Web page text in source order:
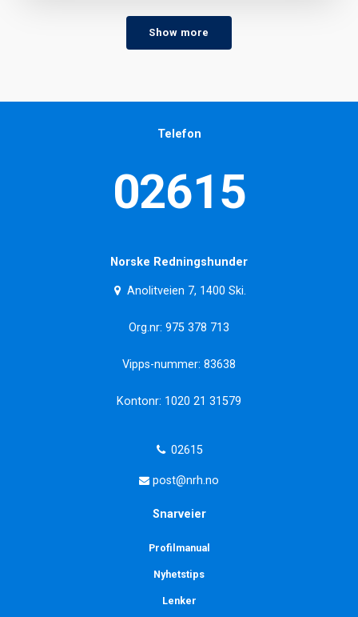
Show more
Telefon
02615
Norske Redningshunder
Anolitveien 7, 1400 Ski.
Org.nr: 975 378 713
Vipps-nummer: 83638
Kontonr: 1020 21 31579
02615
post@nrh.no
Snarveier
Profilmanual
Nyhetstips
Lenker